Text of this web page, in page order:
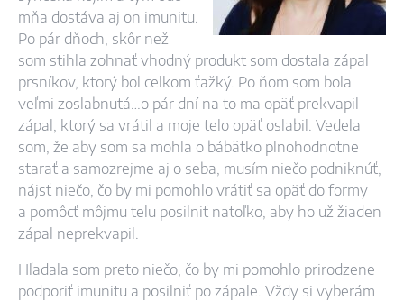
mňa dostáva aj on imunitu.
Po pár dňoch, skôr než
som stihla zohnať vhodný produkt som dostala zápal
prsníkov, ktorý bol celkom ťažký. Po ňom som bola
veľmi zoslabnutá…o pár dní na to ma opäť prekvapil
zápal, ktorý sa vrátil a moje telo opäť oslabil. Vedela
som, že aby som sa mohla o bábätko plnohodnotne
starať a samozrejme aj o seba, musím niečo podniknúť,
nájsť niečo, čo by mi pomohlo vrátiť sa opäť do formy
a pomôcť môjmu telu posilniť natoľko, aby ho už žiaden
zápal neprekvapil.
Hľadala som preto niečo, čo by mi pomohlo prirodzene
podporiť imunitu a posilniť po zápale. Vždy si vyberám